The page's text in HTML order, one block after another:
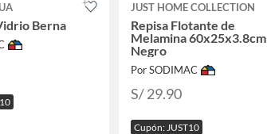
Berna
JUST HOME COLLECTION
Repisa Flotante de
Melamina 60x25x3.8cm
Negro
Por SODIMAC
S/ 29.90
Cupón: JUST10